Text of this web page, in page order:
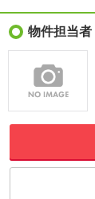
物件担当者